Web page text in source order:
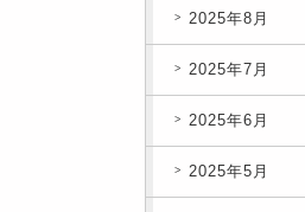
2025年8月
2025年7月
2025年6月
2025年5月